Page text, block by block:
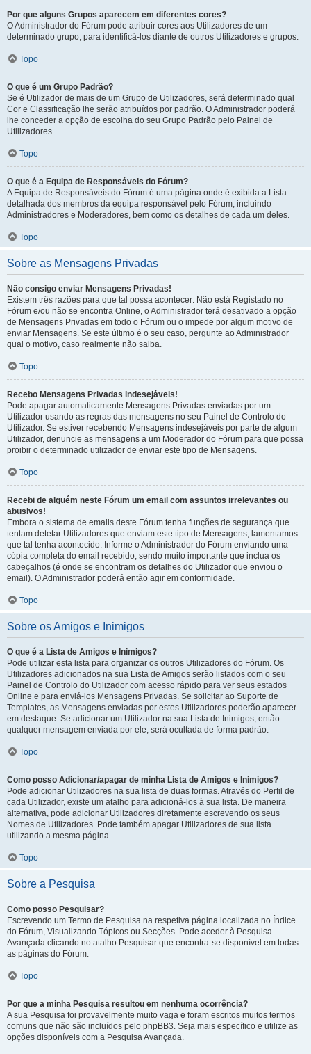
Por que alguns Grupos aparecem em diferentes cores?
O Administrador do Fórum pode atribuir cores aos Utilizadores de um
determinado grupo, para identificá-los diante de outros Utilizadores e grupos.
Topo
O que é um Grupo Padrão?
Se é Utilizador de mais de um Grupo de Utilizadores, será determinado qual
Cor e Classificação lhe serão atribuídos por padrão. O Administrador poderá
lhe conceder a opção de escolha do seu Grupo Padrão pelo Painel de
Utilizadores.
Topo
O que é a Equipa de Responsáveis do Fórum?
A Equipa de Responsáveis do Fórum é uma página onde é exibida a Lista
detalhada dos membros da equipa responsável pelo Fórum, incluindo
Administradores e Moderadores, bem como os detalhes de cada um deles.
Topo
Sobre as Mensagens Privadas
Não consigo enviar Mensagens Privadas!
Existem três razões para que tal possa acontecer: Não está Registado no
Fórum e/ou não se encontra Online, o Administrador terá desativado a opção
de Mensagens Privadas em todo o Fórum ou o impede por algum motivo de
enviar Mensagens. Se este último é o seu caso, pergunte ao Administrador
qual o motivo, caso realmente não saiba.
Topo
Recebo Mensagens Privadas indesejáveis!
Pode apagar automaticamente Mensagens Privadas enviadas por um
Utilizador usando as regras das mensagens no seu Painel de Controlo do
Utilizador. Se estiver recebendo Mensagens indesejáveis por parte de algum
Utilizador, denuncie as mensagens a um Moderador do Fórum para que possa
proibir o determinado utilizador de enviar este tipo de Mensagens.
Topo
Recebi de alguém neste Fórum um email com assuntos irrelevantes ou
abusivos!
Embora o sistema de emails deste Fórum tenha funções de segurança que
tentam detetar Utilizadores que enviam este tipo de Mensagens, lamentamos
que tal tenha acontecido. Informe o Administrador do Fórum enviando uma
cópia completa do email recebido, sendo muito importante que inclua os
cabeçalhos (é onde se encontram os detalhes do Utilizador que enviou o
email). O Administrador poderá então agir em conformidade.
Topo
Sobre os Amigos e Inimigos
O que é a Lista de Amigos e Inimigos?
Pode utilizar esta lista para organizar os outros Utilizadores do Fórum. Os
Utilizadores adicionados na sua Lista de Amigos serão listados com o seu
Painel de Controlo do Utilizador com acesso rápido para ver seus estados
Online e para enviá-los Mensagens Privadas. Se solicitar ao Suporte de
Templates, as Mensagens enviadas por estes Utilizadores poderão aparecer
em destaque. Se adicionar um Utilizador na sua Lista de Inimigos, então
qualquer mensagem enviada por ele, será ocultada de forma padrão.
Topo
Como posso Adicionar/apagar de minha Lista de Amigos e Inimigos?
Pode adicionar Utilizadores na sua lista de duas formas. Através do Perfil de
cada Utilizador, existe um atalho para adicioná-los à sua lista. De maneira
alternativa, pode adicionar Utilizadores diretamente escrevendo os seus
Nomes de Utilizadores. Pode também apagar Utilizadores de sua lista
utilizando a mesma página.
Topo
Sobre a Pesquisa
Como posso Pesquisar?
Escrevendo um Termo de Pesquisa na respetiva página localizada no Índice
do Fórum, Visualizando Tópicos ou Secções. Pode aceder à Pesquisa
Avançada clicando no atalho Pesquisar que encontra-se disponível em todas
as páginas do Fórum.
Topo
Por que a minha Pesquisa resultou em nenhuma ocorrência?
A sua Pesquisa foi provavelmente muito vaga e foram escritos muitos termos
comuns que não são incluídos pelo phpBB3. Seja mais específico e utilize as
opções disponíveis com a Pesquisa Avançada.